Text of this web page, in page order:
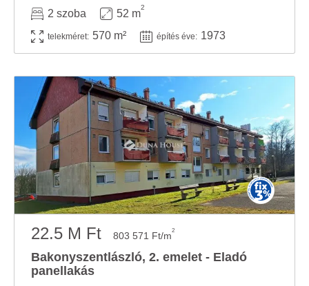
2 szoba 52 m
2
telekméret: 570 m² építés éve: 1973
22.5 M Ft 803 571 Ft/m2
Bakonyszentlászló, 2. emelet - Eladó
panellakás